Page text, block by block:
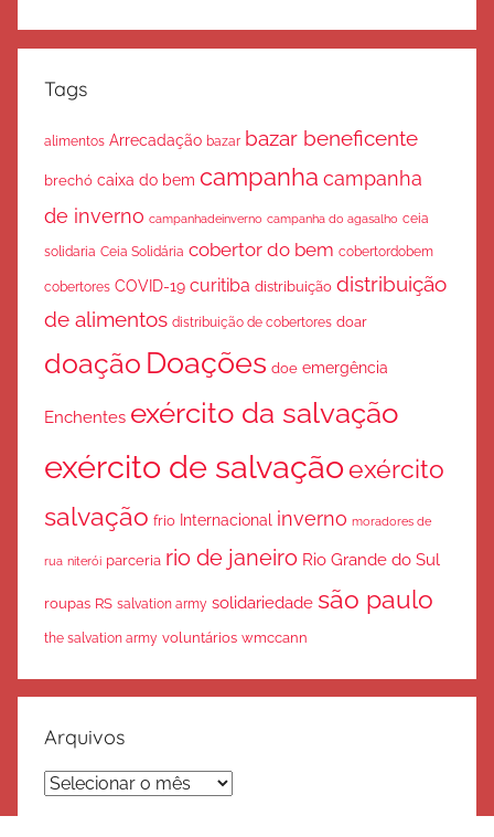
Tags
alimentos Arrecadação bazar bazar beneficente
brechó caixa do bem campanha campanha
de inverno campanhadeinverno campanha do agasalho ceia
solidaria Ceia Solidária cobertor do bem cobertordobem
cobertores COVID-19 curitiba distribuição distribuição
de alimentos distribuição de cobertores doar
doação Doações doe emergência
Enchentes exército da salvação
exército de salvaçãoexército
salvação frio Internacional inverno moradores de
rua niterói parceria rio de janeiro Rio Grande do Sul
roupas RS salvation army solidariedade são paulo
the salvation army voluntários wmccann
Arquivos
Arquivos